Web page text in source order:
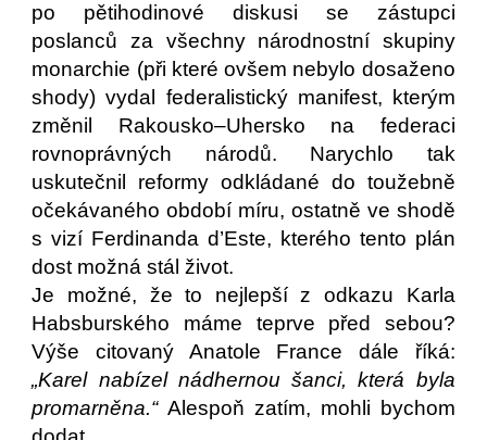
po pětihodinové diskusi se zástupci
poslanců za všechny národnostní skupiny
monarchie (při které ovšem nebylo dosaženo
shody) vydal federalistický manifest, kterým
změnil Rakousko–Uhersko na federaci
rovnoprávných národů. Narychlo tak
uskutečnil reformy odkládané do toužebně
očekávaného období míru, ostatně ve shodě
s vizí Ferdinanda d’Este, kterého tento plán
dost možná stál život.
Je možné, že to nejlepší z odkazu Karla
Habsburského máme teprve před sebou?
Výše citovaný Anatole France dále říká:
„Karel nabízel nádhernou šanci, která byla
promarněna.“Alespoň zatím, mohli bychom